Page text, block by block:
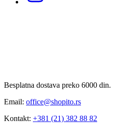
Besplatna dostava preko 6000 din.
Email: office@shopito.rs
Kontakt: +381 (21) 382 88 82